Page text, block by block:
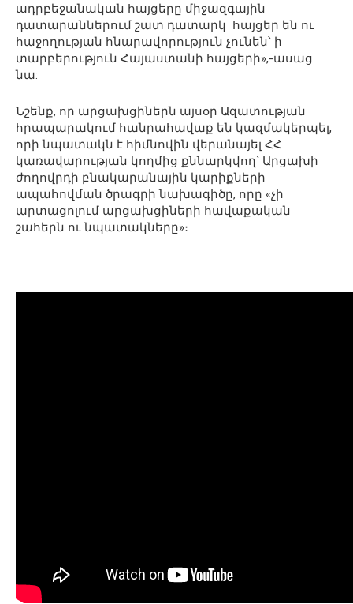
ադրբեջանական հայցերը միջազգային
դատարաններում շատ դատարկ հայցեր են ու
հաջողության հնարավորություն չունեն՝ ի
տարբերություն Հայաստանի հայցերի»,-ասաց
նա:
Նշենք, որ արցախցիներն այսօր Ազատության
հրապարակում հանրահավաք են կազմակերպել,
որի նպատակն է հիմնովին վերանայել ՀՀ
կառավարության կողմից քննարկվող՝ Արցախի
ժողովրդի բնակարանային կարիքների
ապահովման ծրագրի նախագիծը, որը «չի
արտացոլում արցախցիների հավաքական
շահերն ու նպատակները»։